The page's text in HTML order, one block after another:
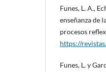
Funes, L. A.,
enseñanza de
procesos
https://
Funes, L. y